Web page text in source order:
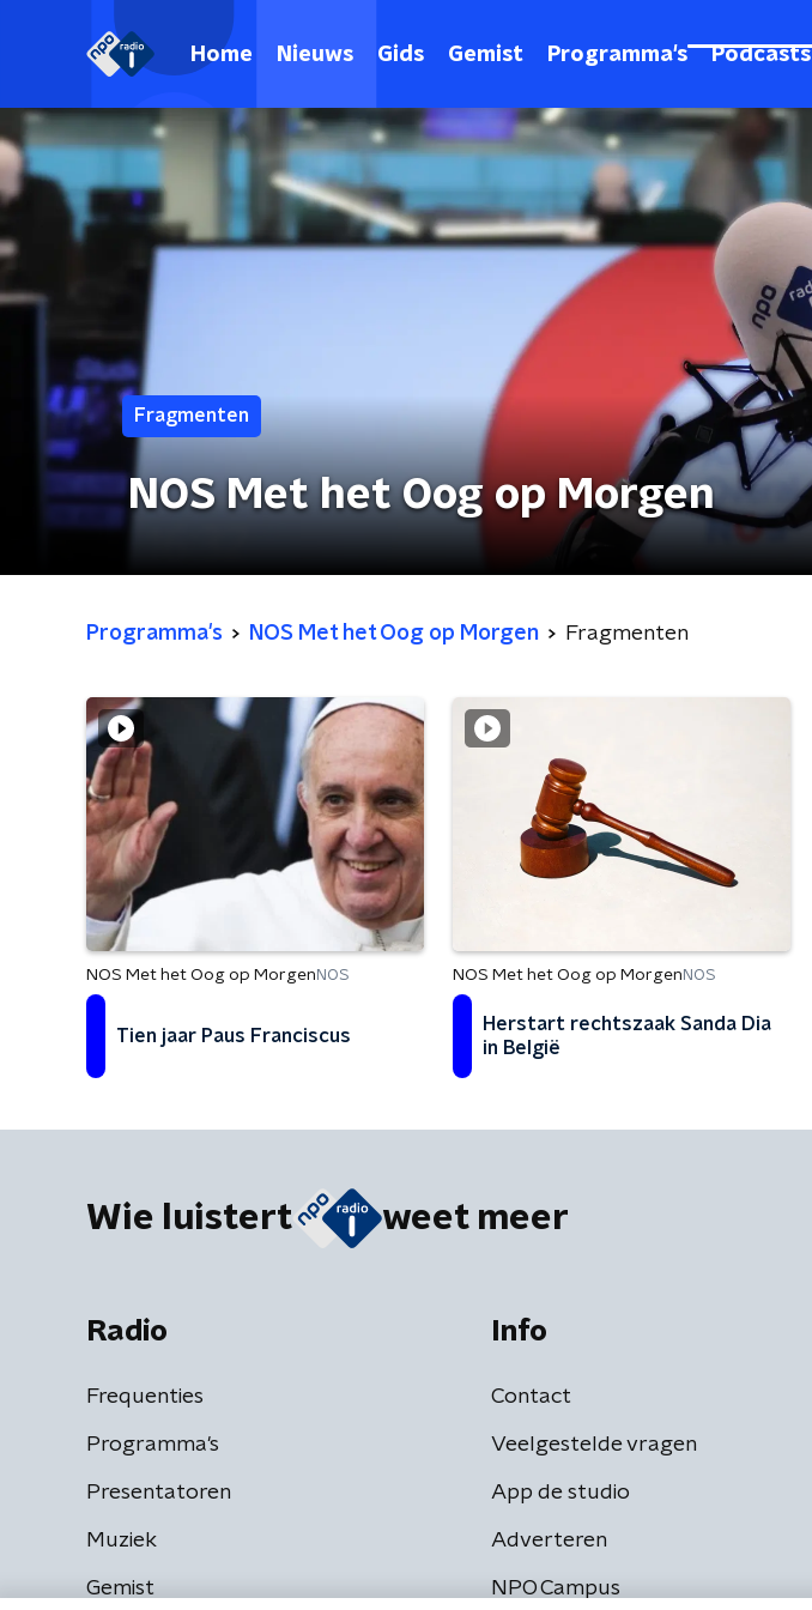
Home Nieuws Gids Gemist Programma's Podcasts
Fragmenten
NOS Met het Oog op Morgen
Programma's NOS Met het Oog op Morgen Fragmenten
NOS Met het Oog op Morgen NOS
Tien jaar Paus Franciscus
NOS Met het Oog op Morgen NOS
Herstart rechtszaak Sanda Dia
in België
Wie luistert weet meer
Radio
Frequenties
Programma's
Presentatoren
Muziek
Gemist
Info
Contact
Veelgestelde vragen
App de studio
Adverteren
NPO Campus